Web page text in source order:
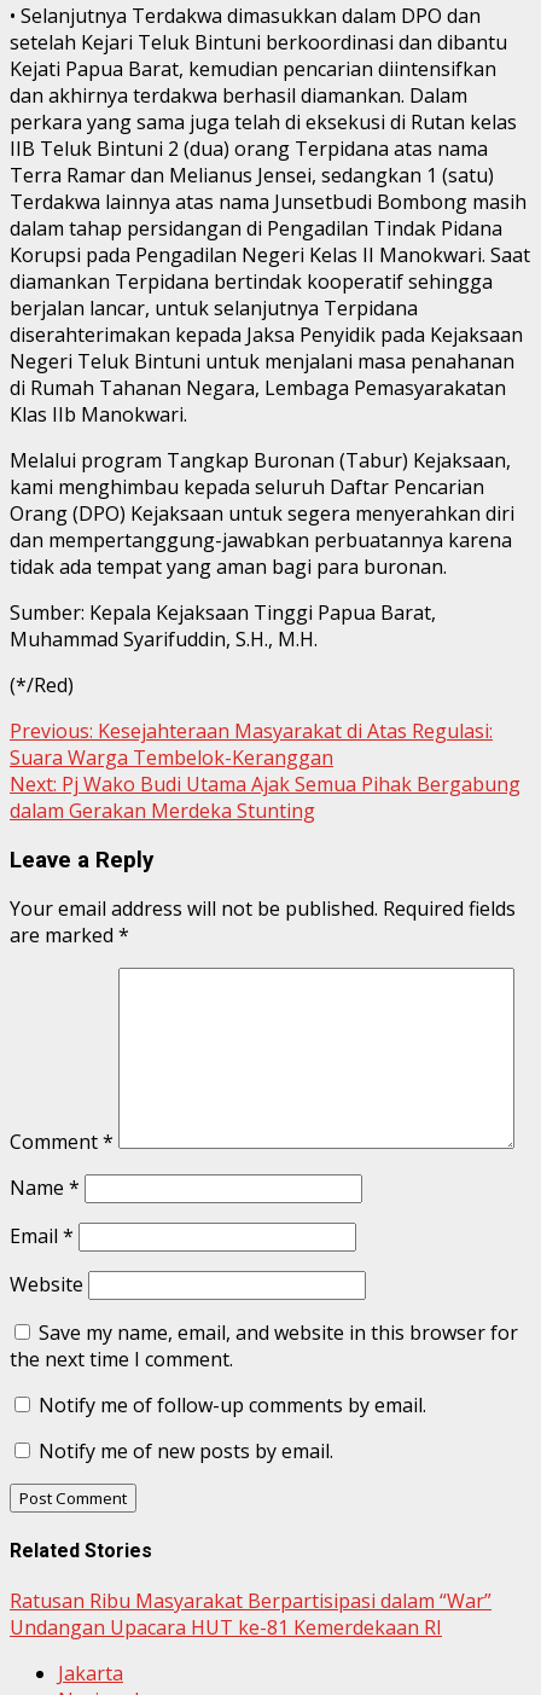
• Selanjutnya Terdakwa dimasukkan dalam DPO dan
setelah Kejari Teluk Bintuni berkoordinasi dan dibantu
Kejati Papua Barat, kemudian pencarian diintensifkan
dan akhirnya terdakwa berhasil diamankan. Dalam
perkara yang sama juga telah di eksekusi di Rutan kelas
IIB Teluk Bintuni 2 (dua) orang Terpidana atas nama
Terra Ramar dan Melianus Jensei, sedangkan 1 (satu)
Terdakwa lainnya atas nama Junsetbudi Bombong masih
dalam tahap persidangan di Pengadilan Tindak Pidana
Korupsi pada Pengadilan Negeri Kelas II Manokwari. Saat
diamankan Terpidana bertindak kooperatif sehingga
berjalan lancar, untuk selanjutnya Terpidana
diserahterimakan kepada Jaksa Penyidik pada Kejaksaan
Negeri Teluk Bintuni untuk menjalani masa penahanan
di Rumah Tahanan Negara, Lembaga Pemasyarakatan
Klas IIb Manokwari.
Melalui program Tangkap Buronan (Tabur) Kejaksaan,
kami menghimbau kepada seluruh Daftar Pencarian
Orang (DPO) Kejaksaan untuk segera menyerahkan diri
dan mempertanggung-jawabkan perbuatannya karena
tidak ada tempat yang aman bagi para buronan.
Sumber: Kepala Kejaksaan Tinggi Papua Barat,
Muhammad Syarifuddin, S.H., M.H.
(*/Red)
Continue
Reading
Previous: Kesejahteraan Masyarakat di Atas Regulasi:
Suara Warga Tembelok-Keranggan
Next: Pj Wako Budi Utama Ajak Semua Pihak Bergabung
dalam Gerakan Merdeka Stunting
Leave a Reply
Your email address will not be published. Required fields
are marked *
Comment*
Name *
Email *
Website
Save my name, email, and website in this browser for
the next time I comment.
Notify me of follow-up comments by email.
Notify me of new posts by email.
Related Stories
Ratusan Ribu Masyarakat Berpartisipasi dalam “War”
Undangan Upacara HUT ke-81 Kemerdekaan RI
Jakarta